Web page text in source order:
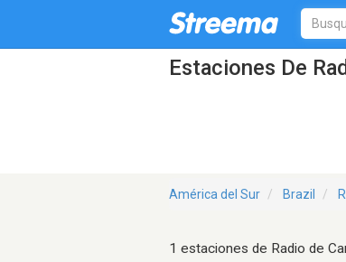
Estaciones De
América del Sur Brazil
1 estaciones de Radio de